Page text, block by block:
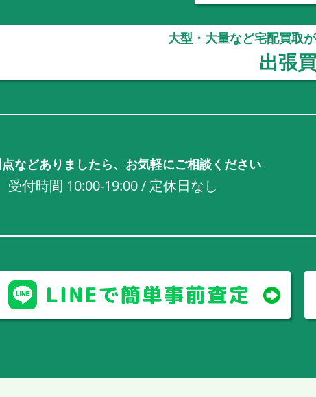
大型・大量など宅配買取
出張
などありましたら、お気軽にご相談ください
受付時間 10:00-19:00 / 定休日なし